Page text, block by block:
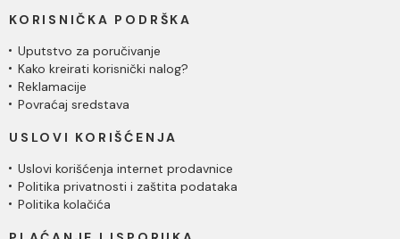
KORISNIČKA PODRŠKA
Uputstvo za poručivanje
Kako kreirati korisnički nalog?
Reklamacije
Povraćaj sredstava
USLOVI KORIŠĆENJA
Uslovi korišćenja internet prodavnice
Politika privatnosti i zaštita podataka
Politika kolačića